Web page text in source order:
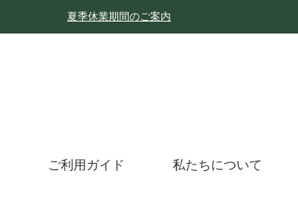
夏季休業期間のご案内
ご利用ガイド 私たちについて